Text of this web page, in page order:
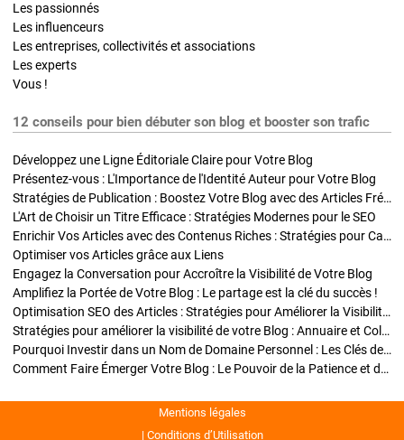
Les passionnés
Les influenceurs
Les entreprises, collectivités et associations
Les experts
Vous !
12 conseils pour bien débuter son blog et booster son trafic
Développez une Ligne Éditoriale Claire pour Votre Blog
Présentez-vous : L'Importance de l'Identité Auteur pour Votre Blog
Stratégies de Publication : Boostez Votre Blog avec des Articles Fréquents et Exclusifs
L'Art de Choisir un Titre Efficace : Stratégies Modernes pour le SEO
Enrichir Vos Articles avec des Contenus Riches : Stratégies pour Captiver et Optimiser
Optimiser vos Articles grâce aux Liens
Engagez la Conversation pour Accroître la Visibilité de Votre Blog
Amplifiez la Portée de Votre Blog : Le partage est la clé du succès !
Optimisation SEO des Articles : Stratégies pour Améliorer la Visibilité de Votre Blog
Stratégies pour améliorer la visibilité de votre Blog : Annuaire et Collaborations
Pourquoi Investir dans un Nom de Domaine Personnel : Les Clés de la Réussite de Votre Blog
Comment Faire Émerger Votre Blog : Le Pouvoir de la Patience et de la Persévérance
Mentions légales
Conditions d’Utilisation